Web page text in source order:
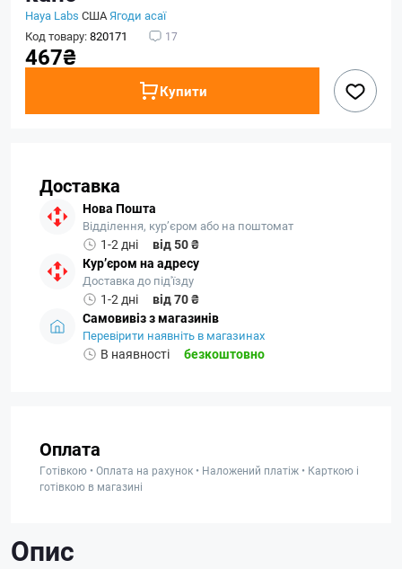
Haya Labs СШАЯгоди асаї
Код товару:820171 17
467₴
Купити
Доставка
Нова Пошта
Відділення, кур’єром або на поштомат
1-2 дні
від 50 ₴
Кур’єром на адресу
Доставка до під'їзду
1-2 дні
від 70 ₴
Самовивіз з магазинів
Перевірити наявніть в магазинах
В наявності безкоштовно
Оплата
Готівкою • Оплата на рахунок • Наложений платіж • Карткою і
готівкою в магазині
Опис